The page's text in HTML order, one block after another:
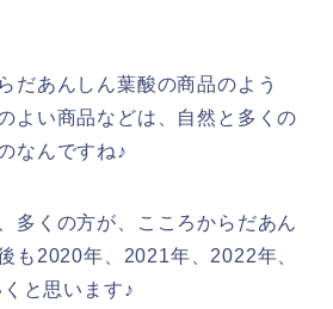
だあんしん葉酸の商品のよう
よい商品などは、自然と多くの
なんですね♪
多くの方が、こころからだあん
も2020年、2021年、2022年、
と思います♪